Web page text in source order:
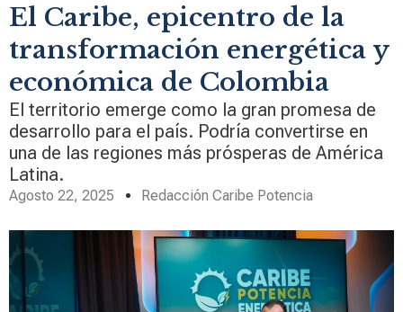
El Caribe, epicentro de la
transformación energética y
económica de Colombia
El territorio emerge como la gran promesa de
desarrollo para el país. Podría convertirse en
una de las regiones más prósperas de América
Latina.
Agosto 22, 2025 Redacción Caribe Potencia